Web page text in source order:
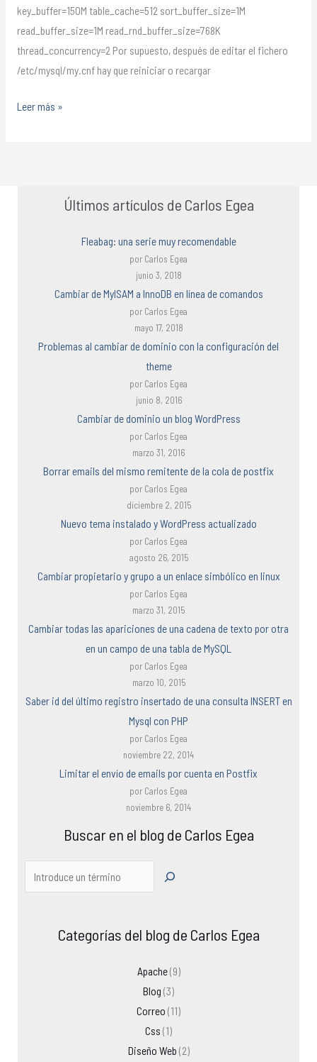
key_buffer=150M table_cache=512 sort_buffer_size=1M
read_buffer_size=1M read_rnd_buffer_size=768K
thread_concurrency=2 Por supuesto, después de editar el fichero
/etc/mysql/my.cnf hay que reiniciar o recargar
Leer más »
Últimos artículos de Carlos Egea
Fleabag: una serie muy recomendable
por Carlos Egea
junio 3, 2018
Cambiar de MyISAM a InnoDB en línea de comandos
por Carlos Egea
mayo 17, 2018
Problemas al cambiar de dominio con la configuración del
theme
por Carlos Egea
junio 8, 2016
Cambiar de dominio un blog WordPress
por Carlos Egea
marzo 31, 2016
Borrar emails del mismo remitente de la cola de postfix
por Carlos Egea
diciembre 2, 2015
Nuevo tema instalado y WordPress actualizado
por Carlos Egea
agosto 26, 2015
Cambiar propietario y grupo a un enlace simbólico en linux
por Carlos Egea
marzo 31, 2015
Cambiar todas las apariciones de una cadena de texto por otra
en un campo de una tabla de MySQL
por Carlos Egea
marzo 10, 2015
Saber id del último registro insertado de una consulta INSERT en
Mysql con PHP
por Carlos Egea
noviembre 22, 2014
Limitar el envío de emails por cuenta en Postfix
por Carlos Egea
noviembre 6, 2014
Buscar en el blog de Carlos Egea
Categorías del blog de Carlos Egea
Apache(9)
Blog (3)
Correo (11)
Css (1)
Diseño Web (2)